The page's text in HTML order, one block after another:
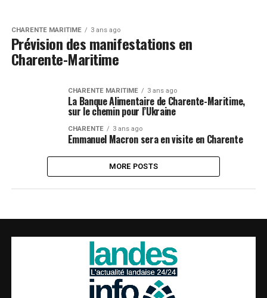
CHARENTE MARITIME 3 ans ago
Prévision des manifestations en
Charente-Maritime
CHARENTE MARITIME 3 ans ago
La Banque Alimentaire de Charente-Maritime,
sur le chemin pour l’Ukraine
CHARENTE 3 ans ago
Emmanuel Macron sera en visite en Charente
MORE POSTS